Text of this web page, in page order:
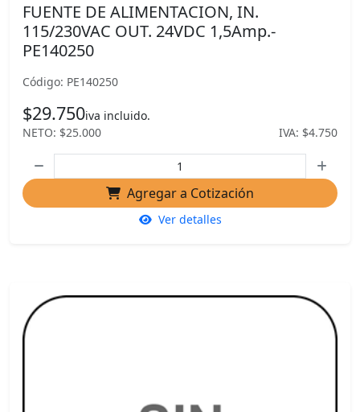
FUENTE DE ALIMENTACION, IN.
115/230VAC OUT. 24VDC 1,5Amp.-
PE140250
Código: PE140250
$29.750iva incluido.
NETO: $25.000
IVA: $4.750
Agregar a Cotización
Ver detalles